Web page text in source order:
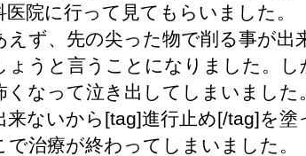
り
し
た
へ
医院に行って見てもらいました。
えず、先の尖った物で削る事が出
ょうと言うことになりました。し
くなって泣き出してしまいました
来ないから[tag]進行止め[/tag]を塗
で治療が終わってしまいました。